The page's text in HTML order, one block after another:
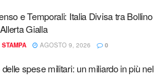
e Temporali: Italia Divisa tra Bollino
Gialla
AGOSTO 9, 2026 0
spese militari: un miliardo in più nel